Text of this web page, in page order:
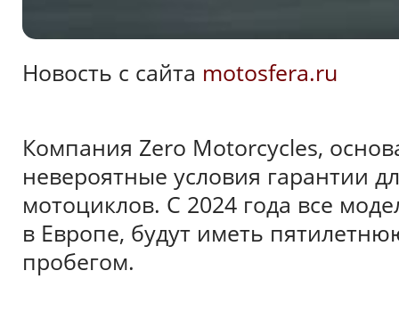
Новость с сайта motosfera.ru
Компания Zero Motorcycles,
невероятные условия гарантии
мотоциклов. С 2024 года все
в Европе, будут иметь
пробегом.